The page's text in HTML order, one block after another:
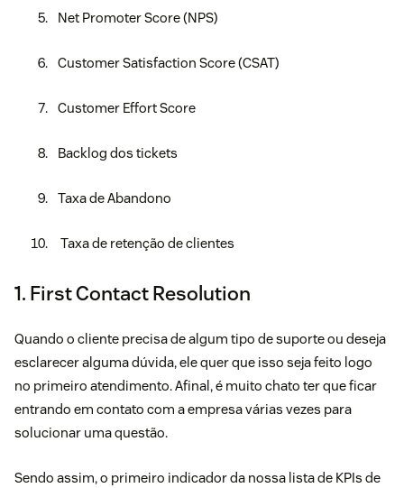
Net Promoter Score (NPS)
Customer Satisfaction Score (CSAT)
Customer Effort Score
Backlog dos tickets
Taxa de Abandono
Taxa de retenção de clientes
1. First Contact Resolution
Quando o cliente precisa de algum tipo de suporte ou deseja
esclarecer alguma dúvida, ele quer que isso seja feito logo
no primeiro atendimento. Afinal, é muito chato ter que ficar
entrando em contato com a empresa várias vezes para
solucionar uma questão.
Sendo assim, o primeiro indicador da nossa lista de KPIs de